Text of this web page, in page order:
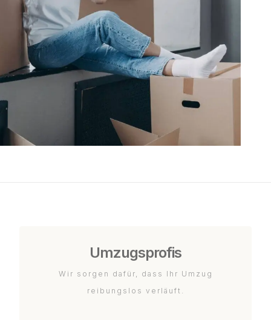
Umzugsprofis
Wir sorgen dafür, dass Ihr Umzug
reibungslos verläuft.